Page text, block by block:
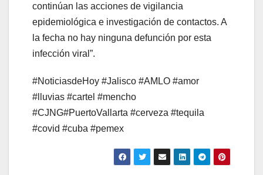
continúan las acciones de vigilancia
epidemiológica e investigación de contactos. A
la fecha no hay ninguna defunción por esta
infección viral”.
#NoticiasdeHoy #Jalisco #AMLO #amor
#lluvias #cartel #mencho
#CJNG#PuertoVallarta #cerveza #tequila
#covid #cuba #pemex